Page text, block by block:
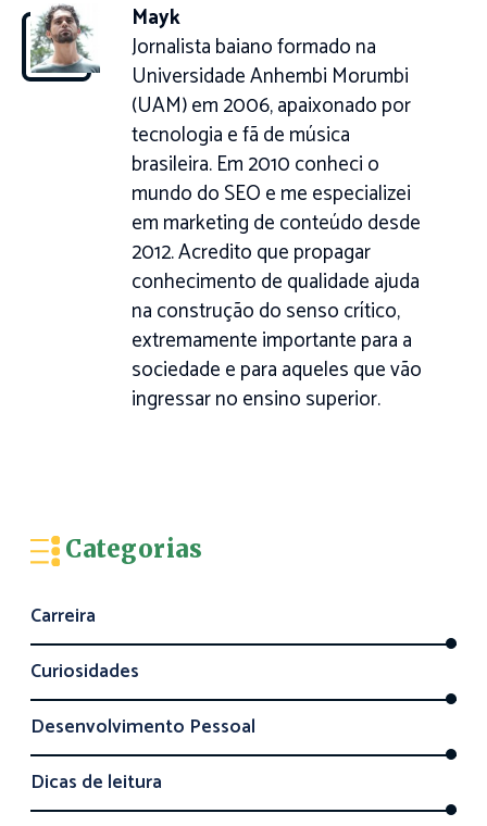
Mayk
Jornalista baiano formado na
Universidade Anhembi Morumbi
(UAM) em 2006, apaixonado por
tecnologia e fã de música
brasileira. Em 2010 conheci o
mundo do SEO e me especializei
em marketing de conteúdo desde
2012. Acredito que propagar
conhecimento de qualidade ajuda
na construção do senso crítico,
extremamente importante para a
sociedade e para aqueles que vão
ingressar no ensino superior.
Categorias
Carreira
Curiosidades
Desenvolvimento Pessoal
Dicas de leitura